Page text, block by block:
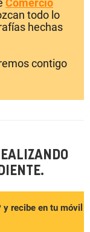
Comercio
todo lo
hechas
contigo
recibe en tu móvil